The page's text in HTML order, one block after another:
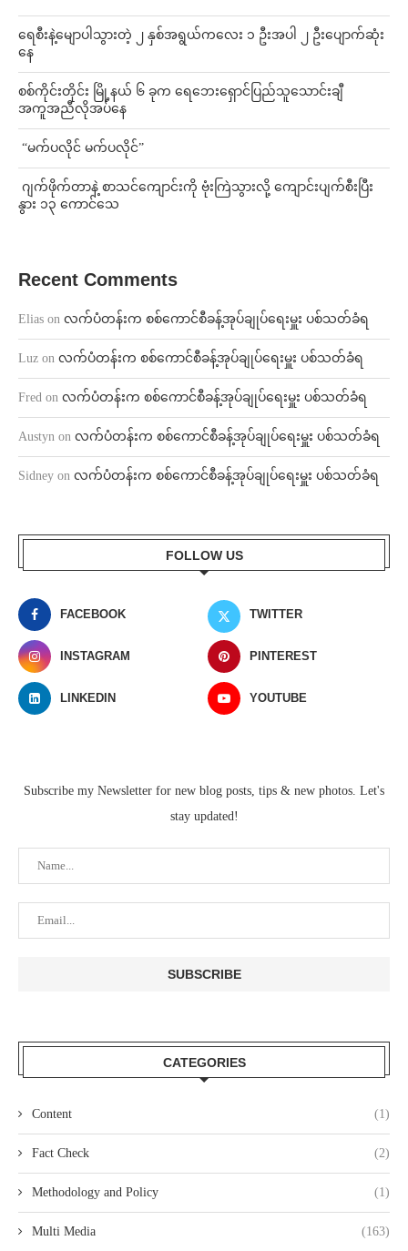
ရေစီးနဲ့မျောပါသွားတဲ့ ၂ နှစ်အရွယ်ကလေး ၁ ဦးအပါ ၂ ဦးပျောက်ဆုံး
နေ
စစ်ကိုင်းတိုင်း မြို့နယ် ၆ ခုက ရေဘေးရှောင်ပြည်သူသောင်းချီ
အကူအညီလိုအပ်နေ
⁨ ⁨“မက်ပလိုင် မက်ပလိုင်”
⁨⁩ ⁨ဂျက်ဖိုက်တာနဲ့ စာသင်ကျောင်းကို ဗုံးကြဲသွားလို့ ကျောင်းပျက်စီးပြီး
နွား ၁၃ ကောင်သေ
Recent Comments
Elias on လက်ပံတန်းက စစ်ကောင်စီခန့်အုပ်ချုပ်ရေးမှူး ပစ်သတ်ခံရ
Luz on လက်ပံတန်းက စစ်ကောင်စီခန့်အုပ်ချုပ်ရေးမှူး ပစ်သတ်ခံရ
Fred on လက်ပံတန်းက စစ်ကောင်စီခန့်အုပ်ချုပ်ရေးမှူး ပစ်သတ်ခံရ
Austyn on လက်ပံတန်းက စစ်ကောင်စီခန့်အုပ်ချုပ်ရေးမှူး ပစ်သတ်ခံရ
Sidney on လက်ပံတန်းက စစ်ကောင်စီခန့်အုပ်ချုပ်ရေးမှူး ပစ်သတ်ခံရ
FOLLOW US
FACEBOOK TWITTER
INSTAGRAM PINTEREST
LINKEDIN YOUTUBE
Subscribe my Newsletter for new blog posts, tips & new photos. Let's
stay updated!
CATEGORIES
Content (1)
Fact Check (2)
Methodology and Policy (1)
Multi Media (163)